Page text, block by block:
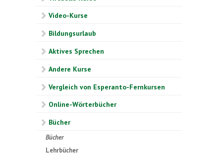
Video-Kurse
Bildungsurlaub
Aktives Sprechen
Andere Kurse
Vergleich von Esperanto-Fernkursen
Online-Wörterbücher
Bücher
Bücher
Lehrbücher